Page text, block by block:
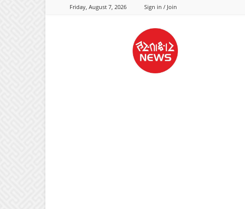
Friday, August 7, 2026 Sign in / Join
Hastaksharnews